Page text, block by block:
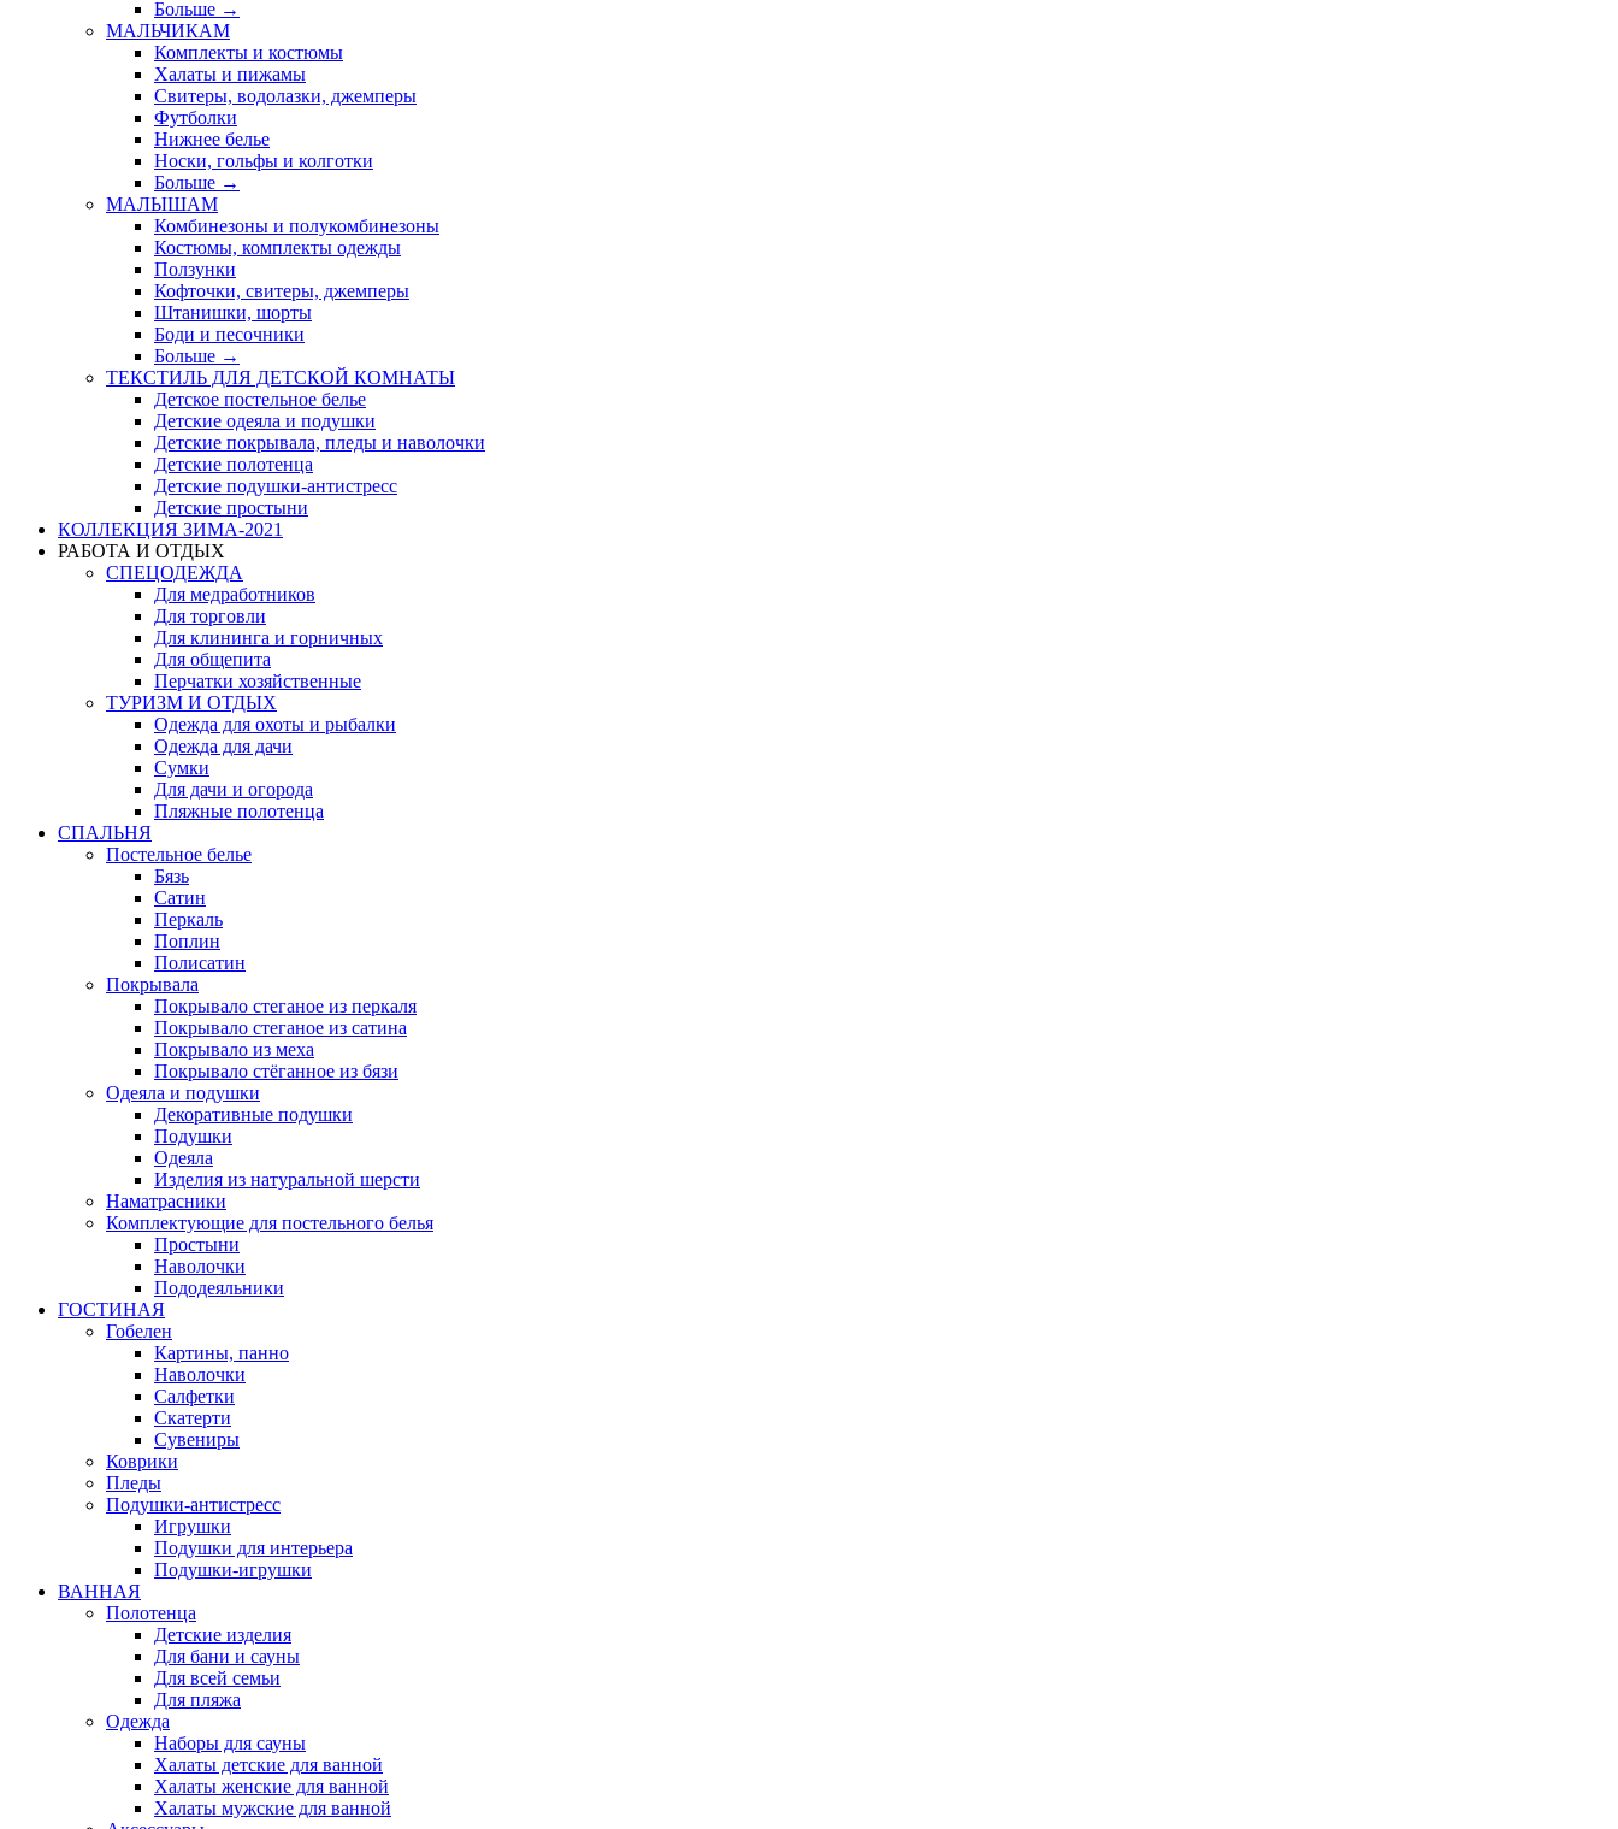
Больше →
МАЛЬЧИКАМ
Комплекты и костюмы
Халаты и пижамы
Свитеры, водолазки, джемперы
Футболки
Нижнее белье
Носки, гольфы и колготки
Больше →
МАЛЫШАМ
Комбинезоны и полукомбинезоны
Костюмы, комплекты одежды
Ползунки
Кофточки, свитеры, джемперы
Штанишки, шорты
Боди и песочники
Больше →
ТЕКСТИЛЬ ДЛЯ ДЕТСКОЙ КОМНАТЫ
Детское постельное белье
Детские одеяла и подушки
Детские покрывала, пледы и наволочки
Детские полотенца
Детские подушки-антистресс
Детские простыни
КОЛЛЕКЦИЯ ЗИМА-2021
РАБОТА И ОТДЫХ
СПЕЦОДЕЖДА
Для медработников
Для торговли
Для клининга и горничных
Для общепита
Перчатки хозяйственные
ТУРИЗМ И ОТДЫХ
Одежда для охоты и рыбалки
Одежда для дачи
Сумки
Для дачи и огорода
Пляжные полотенца
СПАЛЬНЯ
Постельное белье
Бязь
Сатин
Перкаль
Поплин
Полисатин
Покрывала
Покрывало стеганое из перкаля
Покрывало стеганое из сатина
Покрывало из меха
Покрывало стёганное из бязи
Одеяла и подушки
Декоративные подушки
Подушки
Одеяла
Изделия из натуральной шерсти
Наматраcники
Комплектующие для постельного белья
Простыни
Наволочки
Пододеяльники
ГОСТИНАЯ
Гобелен
Картины, панно
Наволочки
Салфетки
Скатерти
Сувениры
Коврики
Пледы
Подушки-антистресс
Игрушки
Подушки для интерьера
Подушки-игрушки
ВАННАЯ
Полотенца
Детские изделия
Для бани и сауны
Для всей семьи
Для пляжа
Одежда
Наборы для сауны
Халаты детские для ванной
Халаты женские для ванной
Халаты мужские для ванной